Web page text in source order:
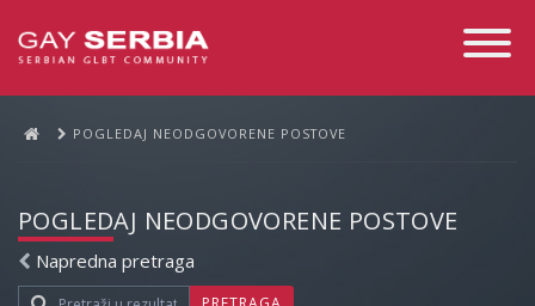
Toggle
POGLEDAJ NEODGOVORENE POSTOVE
POGLEDAJ NEODGOVORENE POSTOVE
Napredna pretraga